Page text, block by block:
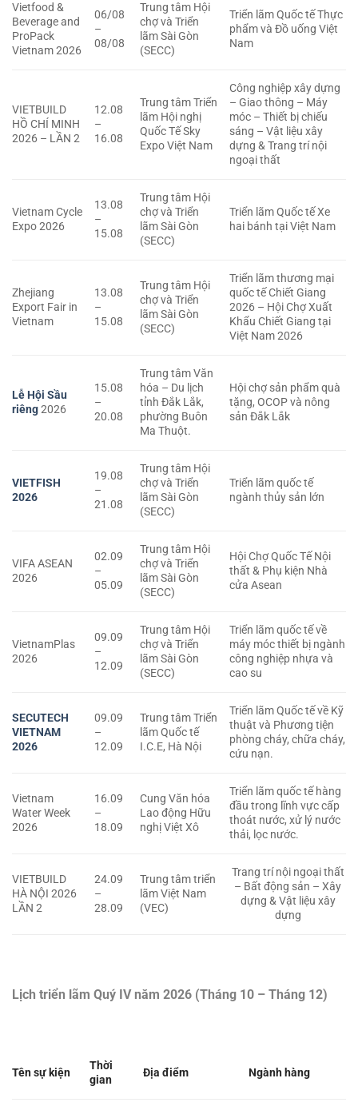
Vietfood &
Beverage and
ProPack
Vietnam 2026
06/08
–
08/08
Trung tâm Hội
chợ và Triển
lãm Sài Gòn
(SECC)
Triển lãm Quốc tế Thực
phẩm và Đồ uống Việt
Nam
VIETBUILD
HỒ CHÍ MINH
2026 – LẦN 2
12.08
–
16.08
Trung tâm Triển
lãm Hội nghị
Quốc Tế Sky
Expo Việt Nam
Công nghiệp xây dựng
– Giao thông – Máy
móc – Thiết bị chiếu
sáng – Vật liệu xây
dựng & Trang trí nội
ngoại thất
Vietnam Cycle
Expo 2026
13.08
–
15.08
Trung tâm Hội
chợ và Triển
lãm Sài Gòn
(SECC)
Triển lãm Quốc tế Xe
hai bánh tại Việt Nam
Zhejiang
Export Fair in
Vietnam
13.08
–
15.08
Trung tâm Hội
chợ và Triển
lãm Sài Gòn
(SECC)
Triển lãm thương mại
quốc tế Chiết Giang
2026 – Hội Chợ Xuất
Khẩu Chiết Giang tại
Việt Nam 2026
Lễ Hội Sầu
riêng2026
15.08
–
20.08
Trung tâm Văn
hóa – Du lịch
tỉnh Đắk Lắk,
phường Buôn
Ma Thuột.
Hội chợ sản phẩm quà
tặng, OCOP và nông
sản Đắk Lắk
VIETFISH
2026
19.08
–
21.08
Trung tâm Hội
chợ và Triển
lãm Sài Gòn
(SECC)
Triển lãm quốc tế
ngành thủy sản lớn
VIFA ASEAN
2026
02.09
–
05.09
Trung tâm Hội
chợ và Triển
lãm Sài Gòn
(SECC)
Hội Chợ Quốc Tế Nội
thất & Phụ kiện Nhà
cửa Asean
VietnamPlas
2026
09.09
–
12.09
Trung tâm Hội
chợ và Triển
lãm Sài Gòn
(SECC)
Triển lãm quốc tế về
máy móc thiết bị ngành
công nghiệp nhựa và
cao su
SECUTECH
VIETNAM
2026
09.09
–
12.09
Trung tâm Triển
lãm Quốc tế
I.C.E, Hà Nội
Triển lãm Quốc tế về Kỹ
thuật và Phương tiện
phòng cháy, chữa cháy,
cứu nạn.
Vietnam
Water Week
2026
16.09
–
18.09
Cung Văn hóa
Lao động Hữu
nghị Việt Xô
Triển lãm quốc tế hàng
đầu trong lĩnh vực cấp
thoát nước, xử lý nước
thải, lọc nước.
VIETBUILD
HÀ NỘI 2026
LẦN 2
24.09
–
28.09
Trung tâm triển
lãm Việt Nam
(VEC)
Trang trí nội ngoại thất
– Bất động sản – Xây
dựng & Vật liệu xây
dựng
Lịch triển lãm Quý IV năm 2026 (Tháng 10 – Tháng 12)
Tên sự kiện
Thời
gian
Địa điểm Ngành hàng